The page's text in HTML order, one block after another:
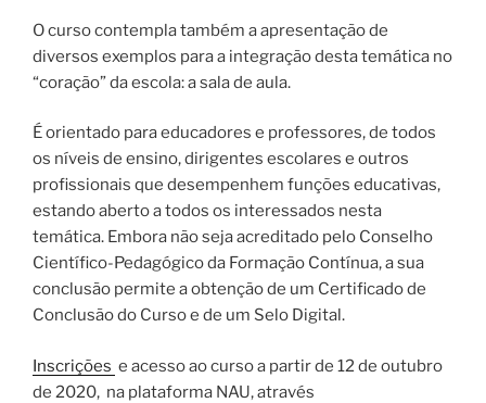
O curso contempla também a apresentação de
diversos exemplos para a integração desta temática no
“coração” da escola: a sala de aula.
É orientado para educadores e professores, de todos
os níveis de ensino, dirigentes escolares e outros
profissionais que desempenhem funções educativas,
estando aberto a todos os interessados nesta
temática. Embora não seja acreditado pelo Conselho
Científico-Pedagógico da Formação Contínua, a sua
conclusão permite a obtenção de um Certificado de
Conclusão do Curso e de um Selo Digital.
Inscrições e acesso ao curso a partir de 12 de outubro
de 2020, na plataforma NAU, através